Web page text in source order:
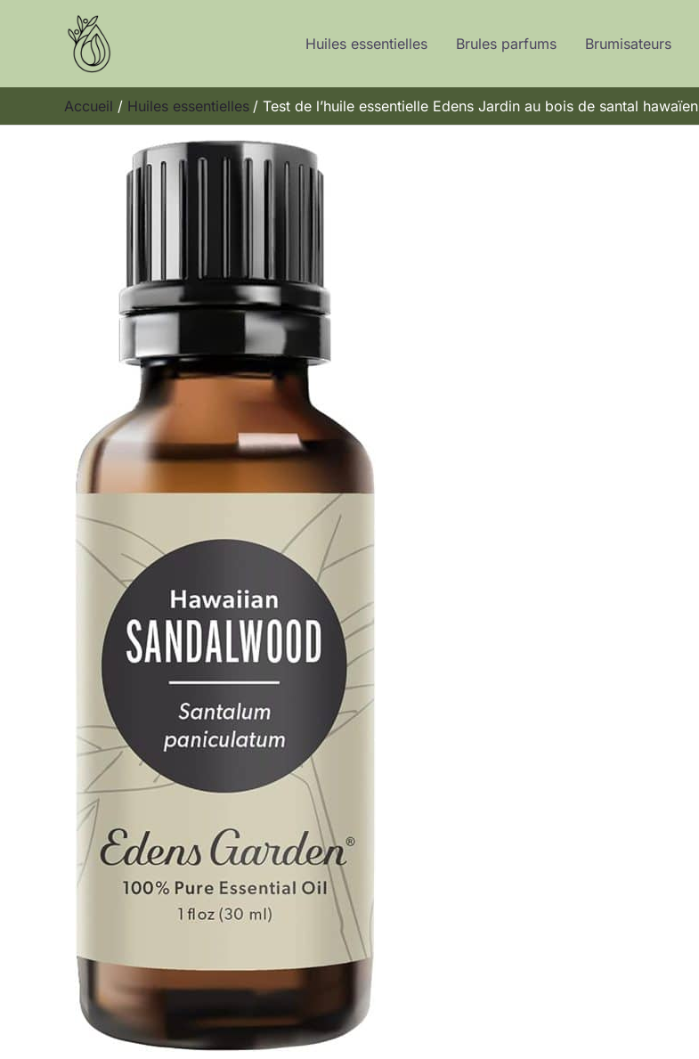
Huiles essentielles Brules parfums Brumisateurs
Accueil Huiles essentielles Test de l’huile essentielle Edens Jardin au bois de santal hawaïen